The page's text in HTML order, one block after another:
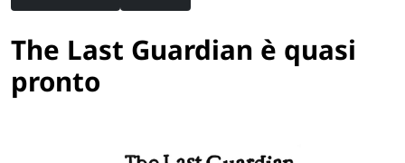
The Last Guardian è quasi
pronto